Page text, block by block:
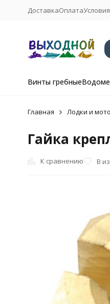
ДоставкаОплата
Винты гребные
Главная Лодки и
Гайка
К сравнению В